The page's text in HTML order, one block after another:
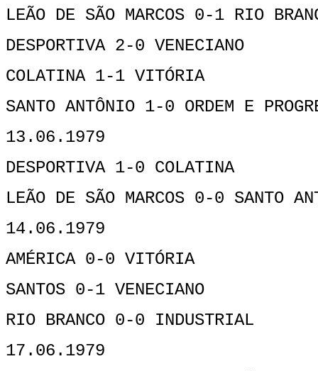
LEÃO DE SÃO MARCOS 0-1 RIO
DESPORTIVA 2-0 VENECIANO
COLATINA 1-1 VITÓRIA
SANTO ANTÔNIO 1-0 ORDEM E
13.06.1979
DESPORTIVA 1-0 COLATINA
LEÃO DE SÃO MARCOS 0-0 SANTO
14.06.1979
AMÉRICA 0-0 VITÓRIA
SANTOS 0-1 VENECIANO
RIO BRANCO 0-0 INDUSTRIAL
17.06.1979